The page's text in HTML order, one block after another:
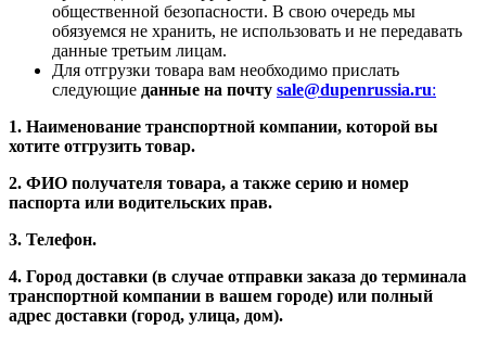
общественной безопасности. В свою очередь мы
обязуемся не хранить, не использовать и не передавать
данные третьим лицам.
Для отгрузки товара вам необходимо прислать
следующие данные на почту sale@dupenrussia.ru:
1. Наименование транспортной компании, которой вы
хотите отгрузить товар.
2. ФИО получателя товара, а также серию и номер
паспорта или водительских прав.
3. Телефон.
4. Город доставки (в случае отправки заказа до терминала
транспортной компании в вашем городе) или полный
адрес доставки (город, улица, дом).